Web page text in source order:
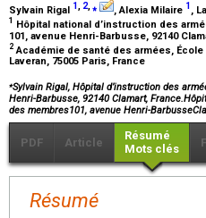
Sylvain Rigal 1, 2,⁎ , Alexia Milaire 1 ,
1 Hôpital national d’instruction des
101, avenue Henri-Barbusse, 92140
2 Académie de santé des armées,
Laveran, 75005 Paris, France
⁎Sylvain Rigal, Hôpital d’instruction des
Henri-Barbusse, 92140 Clamart,
des membres101, avenue Henri-
PDF Article
Résumé
Mots clés
Résumé